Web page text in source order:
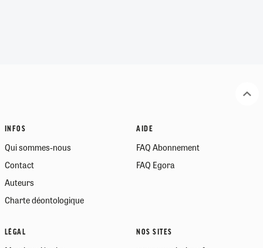
INFOS
Qui sommes-nous
Contact
Auteurs
Charte déontologique
AIDE
FAQ Abonnement
FAQ Egora
LÉGAL NOS SITES